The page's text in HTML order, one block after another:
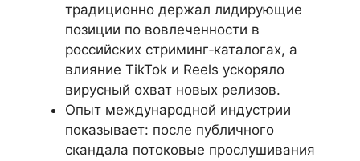
традиционно держал лидирующие
позиции по вовлеченности в
российских стриминг‑каталогах, а
влияние TikTok и Reels ускоряло
вирусный охват новых релизов.
Опыт международной индустрии
показывает: после публичного
скандала потоковые прослушивания